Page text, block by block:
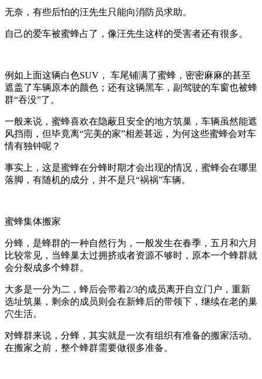
无奈，有些后怕的汪先生只能向消防员求助。
自己的爱车被蜜蜂占了，像汪先生这样的受害者还有很多。
例如上面这辆白色SUV， 车尾铺满了蜜蜂，密密麻麻的甚至
遮盖了车辆原本的颜色；还有这辆黑车，副驾驶的车窗也被蜂
群“吞没”了。
一般来说，蜜蜂喜欢在隐蔽且安全的地方筑巢，车辆虽然能遮
风挡雨，但毕竟离“完美的家”相差甚远，为何这些蜜蜂会对车
情有独钟呢？
事实上，这是蜜蜂在分蜂时期才会出现的情况，蜜蜂会在哪里
落脚，有随机的成分，并不是只“祸祸”车辆。
蜜蜂集体搬家
分蜂，是蜂群的一种自然行为，一般发生在春季，五月和六月
比较常见，当蜂巢太过拥挤或者资源不够时，原本一个蜂群就
会分裂成多个蜂群。
大多是一分为二，蜂后会带着2/3的成员离开自立门户，重新
选址筑巢，剩余的成员则会在新蜂后的带领下，继续在老的巢
穴生活。
对蜂群来说，分蜂，其实就是一次有组织有准备的搬家活动。
在搬家之前，整个蜂群需要做很多准备。